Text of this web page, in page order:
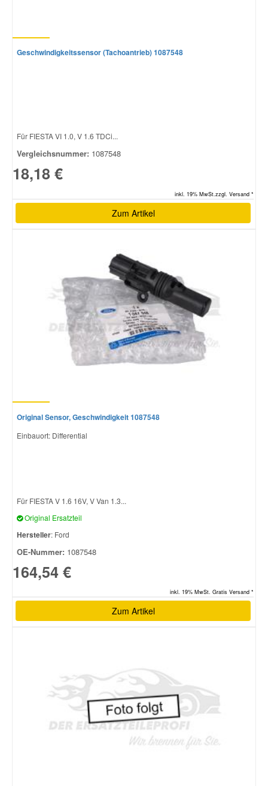
Geschwindigkeitssensor (Tachoantrieb) 1087548
Für FIESTA VI 1.0, V 1.6 TDCi...
Vergleichsnummer: 1087548
18,18 €
inkl. 19% MwSt.zzgl. Versand *
Zum Artikel
Original Sensor, Geschwindigkeit 1087548
Einbauort: Differential
Für FIESTA V 1.6 16V, V Van 1.3...
Original Ersatzteil
Hersteller: Ford
OE-Nummer: 1087548
164,54 €
inkl. 19% MwSt. Gratis Versand *
Zum Artikel